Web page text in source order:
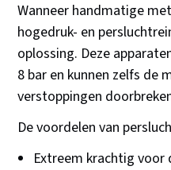
Wanneer handmatige
hogedruk- en
oplossing. Deze
8 bar en kunnen zelfs de
verstoppingen
De voordelen van
Extreem krachtig voor